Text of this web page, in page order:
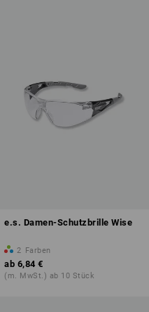
e.s. Damen-Schutzbrille Wise
2 Farben
ab 6,84 €
(m. MwSt.) ab 10 Stück